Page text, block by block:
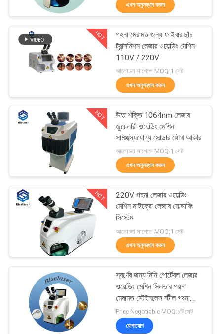
নিয়ন্ত্রণ
যোগাযোগ
করুন
আবেদন
РУССКИЙ
সাইট
PRIVACY
POLICY
ফাইবার লেসার টিউব কাটন
25
লেজারের পরিষ্কারের মেশিন
হ্যান্ডহেল্ড লেজার ওয়েল্ডিং
মেশিন
160
এখন অনুসন্ধান করুন
HOT
গহনা মেরামত জন্য ফাইবার ছাঁচ
ট্রান্সমিশন লেজার ওয়েল্ডিং মেশিন
110V / 220V
আলোচনা সাপেক্ষে MOQ:1 সেট
এখন অনুসন্ধান করুন
HOT
উচ্চ শক্তি 1064nm লেজার
জুয়েলারী ওয়েল্ডিং মেশিন
সামঞ্জস্যযোগ্য সোল্ডার যৌথ আকার
আলোচনা সাপেক্ষে MOQ:1 সেট
এখন অনুসন্ধান করুন
HOT
220V গহনা লেজার ওয়েল্ডিং
মেশিন মাইক্রো লেজার সোল্ডারিং
সিস্টেম
আলোচনা সাপেক্ষে MOQ:1 সেট
এখন অনুসন্ধান করুন
স্বর্ণের জন্য মিনি পোর্টেবল লেজার
ওয়েল্ডিং মেশিন সিলভার গয়না
মেরামত স্টেইনলেস স্টীল গয়না
ফ্রেম
Price Negotiable MOQ:১টি সেট
যোগাযোগ